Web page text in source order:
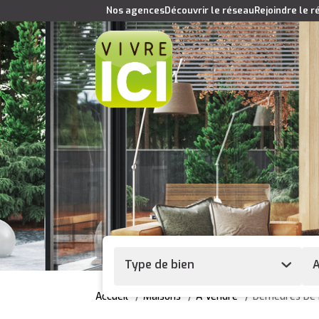
Nos agencesDécouvrir le réseauRejoindre le
Type de bien
Accueil Maisons A Vendre Demeures